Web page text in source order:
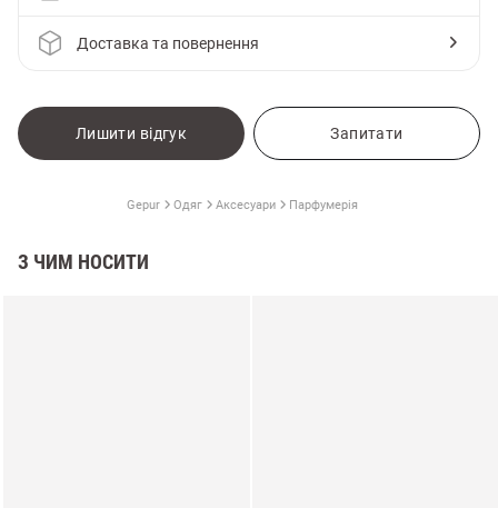
Доставка та повернення
Лишити відгук Запитати
Gepur Одяг Аксесуари Парфумерія
З ЧИМ НОСИТИ